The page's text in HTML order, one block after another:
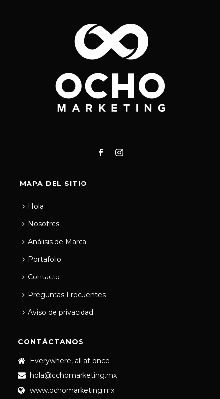
MAPA DEL SITIO
Hola
Nosotros
Análisis de Marca
Portafolio
Contacto
Preguntas Frecuentes
Aviso de privacidad
CONTÁCTANOS
Everywhere, all at once
hola@ochomarketing.mx
www.ochomarketing.mx